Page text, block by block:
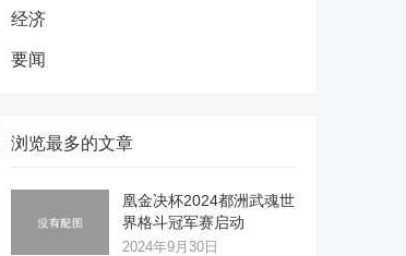
经济
要闻
浏览最多的文章
凰金决杯2024都洲武魂世
界格斗冠军赛启动
2024年9月30日